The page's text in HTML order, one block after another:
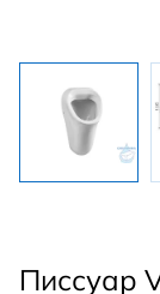
Писсуар